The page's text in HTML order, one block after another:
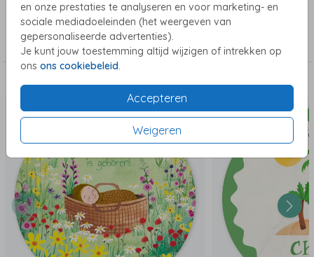
en onze prestaties te analyseren en voor marketing- en
sociale mediadoeleinden (het weergeven van
gepersonaliseerde advertenties).
Je kunt jouw toestemming altijd wijzigen of intrekken op
ons ons cookiebeleid.
Accepteren
Weigeren
Collectie
Raamsticker
Dit vind je misschien ook leuk